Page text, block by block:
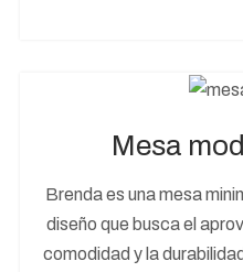
Mesa
Brenda es una mesa
diseño que busca el
comodidad y la